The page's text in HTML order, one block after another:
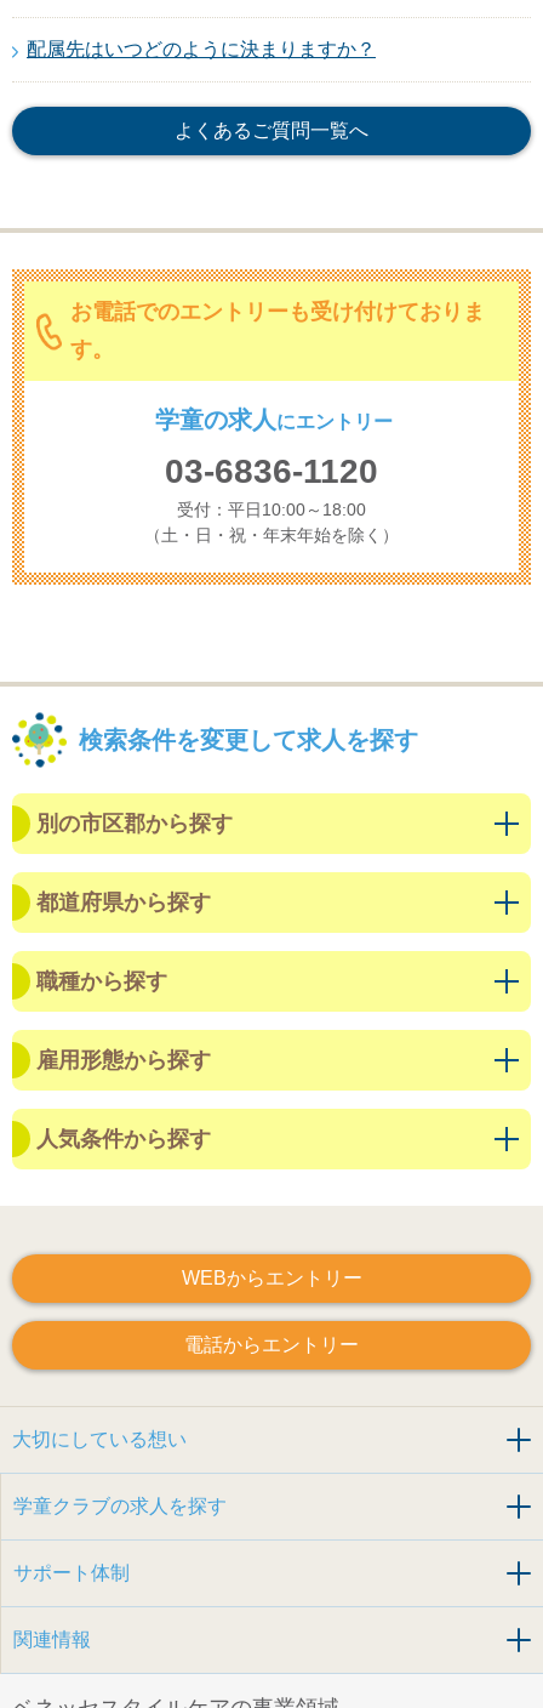
配属先はいつどのように決まりますか？
よくあるご質問一覧へ
お電話でのエントリーも受け付けておりま
す。
学童の求人 にエントリー
03-6836-1120
受付：平日10:00～18:00
（土・日・祝・年末年始を除く）
検索条件を変更して求人を探す
別の市区郡から探す
都道府県から探す
職種から探す
雇用形態から探す
人気条件から探す
WEBからエントリー
電話からエントリー
大切にしている想い
学童クラブの求人を探す
サポート体制
関連情報